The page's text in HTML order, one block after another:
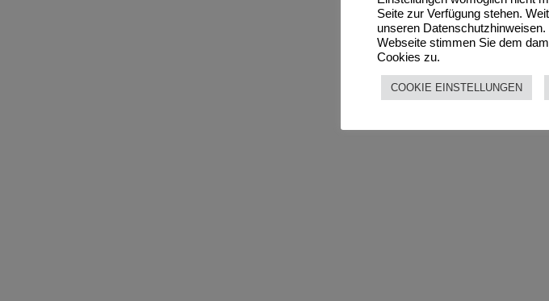
Seite zur Verfügung stehen.
unseren
Webseite stimmen Sie dem
Cookies zu.
COOKIE EINSTELLUNGEN